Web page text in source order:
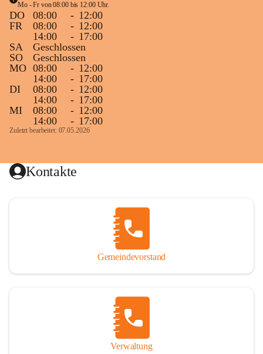
Mo - Fr von 08:00 bis 12:00 Uhr.
DO 08:00 - 12:00
FR
08:00 - 12:00
14:00
- 17:00
SA
Geschlossen
SO
Geschlossen
MO 08:00 - 12:00
14:00
- 17:00
DI
08:00 - 12:00
14:00
- 17:00
MI
08:00 - 12:00
14:00
- 17:00
Zuletzt bearbeitet: 07.05.2026
Kontakte
Gemeindevorstand
Verwaltung